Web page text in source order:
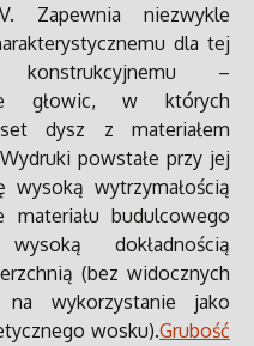
Zapewnia niezwykle
dla tej
konstrukcyjnemu –
głowic, w których
dysz z materiałem
powstałe przy jej
wysoką wytrzymałością
materiału budulcowego
dokładnością
(bez widocznych
wykorzystanie jako
wosku).Grubość